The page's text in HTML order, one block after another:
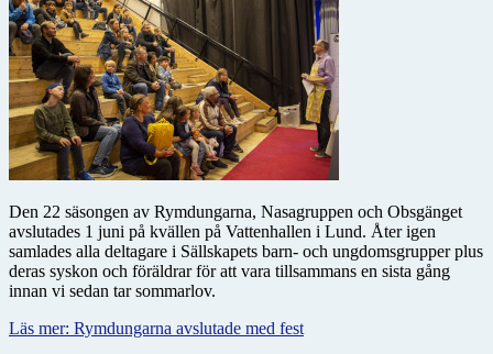
Den 22 säsongen av Rymdungarna, Nasagruppen och Obsgänget
avslutades 1 juni på kvällen på Vattenhallen i Lund. Åter igen
samlades alla deltagare i Sällskapets barn- och ungdomsgrupper plus
deras syskon och föräldrar för att vara tillsammans en sista gång
innan vi sedan tar sommarlov.
Läs mer: Rymdungarna avslutade med fest